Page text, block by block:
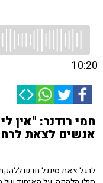
10:20
חמי רודנר: "אין
אנשים לצאת
לרגל צאת סינגל חדש